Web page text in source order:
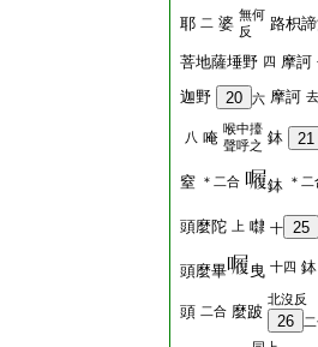
耶 二 婆 無何
反
路枳
菩地薩埵野 四 摩訶
迦野 20 六 摩訶 去
八 唵 喉中擡
聲呼之 鉢 21
窒 ＊二合 鉢 ＊二
頭麼陀 上 㘑 十 25
頭麼畢 曳 十四 鉢
頭 二合 麼跛
北沒反
26